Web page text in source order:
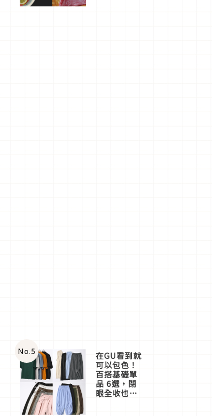
No.5 在GU看到就
可以包色！
百搭基礎單
品 6選，閉
眼全收也不